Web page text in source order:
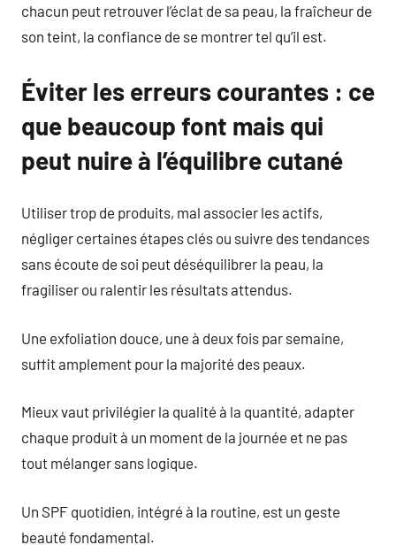
chacun peut retrouver l’éclat de sa peau, la fraîcheur de
son teint, la confiance de se montrer tel qu’il est.
Éviter les erreurs courantes : ce
que beaucoup font mais qui
peut nuire à l’équilibre cutané
Utiliser trop de produits, mal associer les actifs,
négliger certaines étapes clés ou suivre des tendances
sans écoute de soi peut déséquilibrer la peau, la
fragiliser ou ralentir les résultats attendus.
Une exfoliation douce, une à deux fois par semaine,
suffit amplement pour la majorité des peaux.
Mieux vaut privilégier la qualité à la quantité, adapter
chaque produit à un moment de la journée et ne pas
tout mélanger sans logique.
Un SPF quotidien, intégré à la routine, est un geste
beauté fondamental.